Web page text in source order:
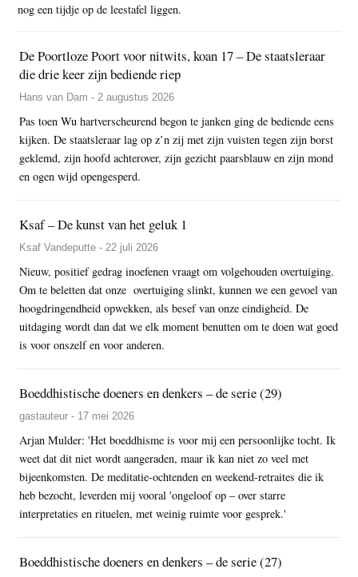
nog een tijdje op de leestafel liggen.
De Poortloze Poort voor nitwits, koan 17 – De staatsleraar
die drie keer zijn bediende riep
Hans van Dam - 2 augustus 2026
Pas toen Wu hartverscheurend begon te janken ging de bediende eens
kijken. De staatsleraar lag op z’n zij met zijn vuisten tegen zijn borst
geklemd, zijn hoofd achterover, zijn gezicht paarsblauw en zijn mond
en ogen wijd opengesperd.
Ksaf – De kunst van het geluk 1
Ksaf Vandeputte - 22 juli 2026
Nieuw, positief gedrag inoefenen vraagt om volgehouden overtuiging.
Om te beletten dat onze overtuiging slinkt, kunnen we een gevoel van
hoogdringendheid opwekken, als besef van onze eindigheid. De
uitdaging wordt dan dat we elk moment benutten om te doen wat goed
is voor onszelf en voor anderen.
Boeddhistische doeners en denkers – de serie (29)
gastauteur - 17 mei 2026
Arjan Mulder: 'Het boeddhisme is voor mij een persoonlijke tocht. Ik
weet dat dit niet wordt aangeraden, maar ik kan niet zo veel met
bijeenkomsten. De meditatie-ochtenden en weekend-retraites die ik
heb bezocht, leverden mij vooral 'ongeloof op – over starre
interpretaties en rituelen, met weinig ruimte voor gesprek.'
Boeddhistische doeners en denkers – de serie (27)